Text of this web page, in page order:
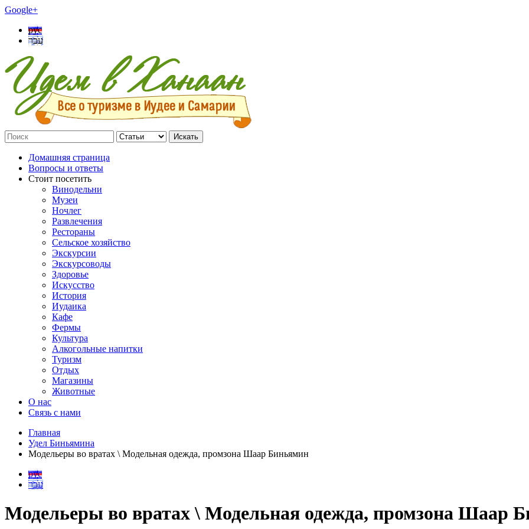
Google+
рус
עבר
Искать
Домашняя страница
Вопросы и ответы
Стоит посетить
Винодельни
Музеи
Ночлег
Развлечения
Рестораны
Сельское хозяйство
Экскурсии
Экскурсоводы
Здоровье
Искусство
История
Иудаика
Кафе
Фермы
Культура
Алкогольные напитки
Туризм
Отдых
Магазины
Животные
О нас
Связь с нами
Главная
Удел Биньямина
Модельеры во вратах \ Модельная одежда, промзона Шаар Биньямин
рус
עבר
Модельеры во вратах \ Модельная одежда, промзона Шаар